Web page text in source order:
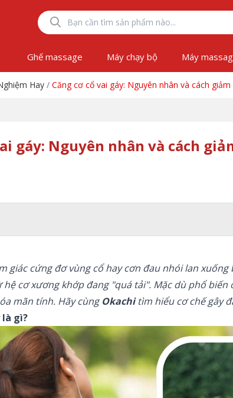
Ghế massage Máy chạy bộ Máy
Hay / Căng cơ cổ vai gáy: Nguyên nhân và cách
gáy: Nguyên nhân và cách
giác cứng đơ vùng cổ hay cơn đau nhói lan
cơ xương khớp đang "quá tải". Mặc dù phổ
mãn tính. Hãy cùngOkachitìm hiểu cơ chế gây
là gì?